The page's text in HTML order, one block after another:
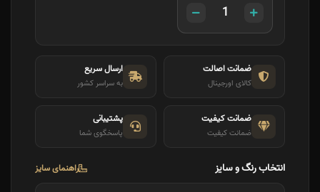
ضمانت اصالت
کالای اورجینال
ارسال سریع
به سراسر کشور
ضمانت کیفیت
ضمانت کیفیت
پشتیبانی
پاسخگوی شما
انتخاب رنگ و سایز راهنمای سایز